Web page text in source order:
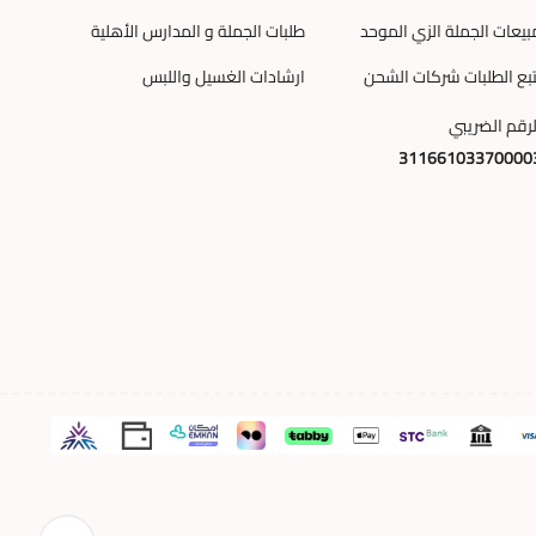
الجملة الزي الموحد
طلبات الجملة و المدارس الأهلية
الطلبات شركات الشحن
ارشادات الغسيل واللبس
الضريبي